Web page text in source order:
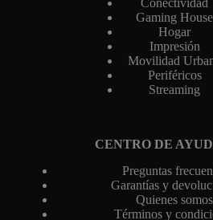
Conectividad
Gaming House
Hogar
Impresión
Movilidad
Periféricos
Streaming
CENTRO DE
Preguntas
Garantías y
Quienes somos
Términos y